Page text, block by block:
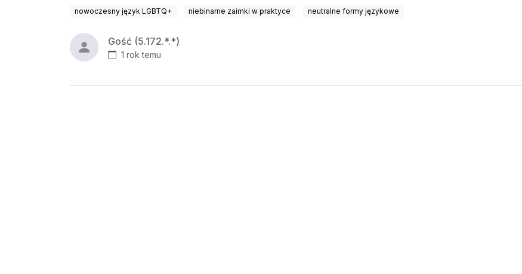
nowoczesny język LGBTQ+ niebinarne zaimki w praktyce neutralne formy językowe
Gość (5.172.*.*)
1 rok temu